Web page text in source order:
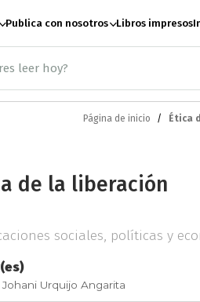
Publica con nosotros Libros impresos
Artes
Página de inicio Ética
de la liberación
sociales, políticas y
Urquijo Angarita